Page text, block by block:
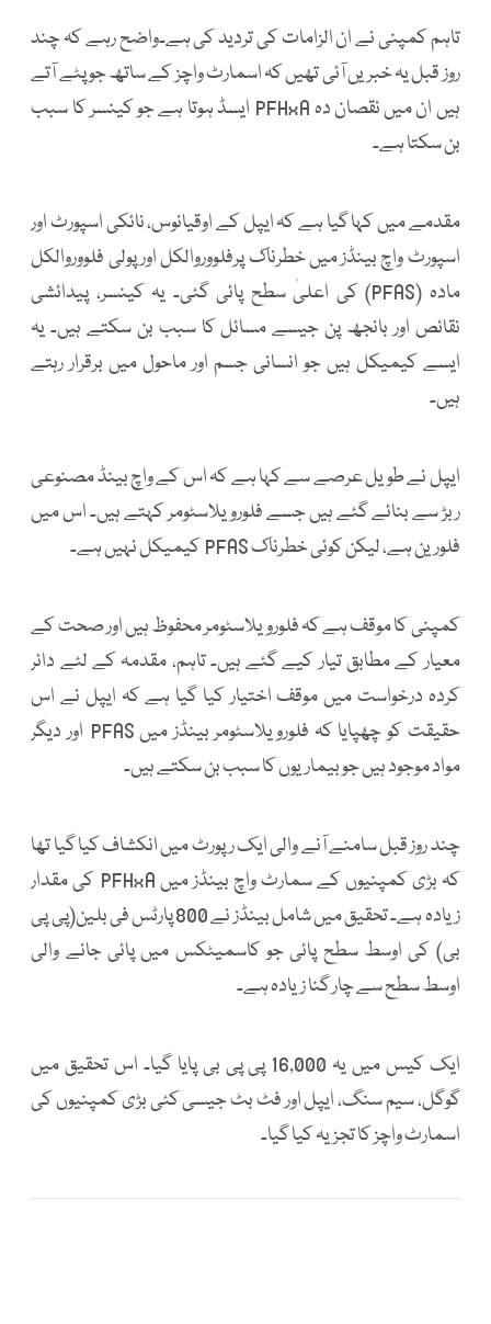
تاہم کمپنی نے ان الزامات کی تردید کی ہے۔واضح رہے کہ چند
روز قبل یہ خبریں آئی تھیں کہ اسمارٹ واچز کے ساتھ جو پٹے آتے
ہیں ان میں نقصان دہ PFHxA ایسڈ ہوتا ہے جو کینسر کا سبب
بن سکتا ہے۔
مقدمے میں کہا گیا ہے کہ ایپل کے اوقیانوس، نائکی اسپورٹ اور
اسپورٹ واچ بینڈز میں خطرناک پرفلووروالکل اور پولی فلووروالکل
مادہ (PFAS) کی اعلیٰ سطح پائی گئی۔ یہ کینسر، پیدائشی
نقائص اور بانجھ پن جیسے مسائل کا سبب بن سکتے ہیں۔ یہ
ایسے کیمیکل ہیں جو انسانی جسم اور ماحول میں برقرار رہتے
ہیں۔
ایپل نے طویل عرصے سے کہا ہے کہ اس کے واچ بینڈ مصنوعی
ربڑ سے بنائے گئے ہیں جسے فلورویلاسٹومر کہتے ہیں۔ اس میں
فلورین ہے، لیکن کوئی خطرناک PFAS کیمیکل نہیں ہے۔
کمپنی کا موقف ہے کہ فلورویلاسٹومر محفوظ ہیں اور صحت کے
معیار کے مطابق تیار کیے گئے ہیں۔ تاہم، مقدمہ کے لئے دائر
کردہ درخواست میں موقف اختیار کیا گیا ہے کہ ایپل نے اس
حقیقت کو چھپایا کہ فلورویلاسٹومر بینڈز میں PFAS اور دیگر
مواد موجود ہیں جو بیماریوں کا سبب بن سکتے ہیں۔
چند روز قبل سامنے آنے والی ایک رپورٹ میں انکشاف کیا گیا تھا
کہ بڑی کمپنیوں کے سمارٹ واچ بینڈز میں PFHxA کی مقدار
زیادہ ہے۔ تحقیق میں شامل بینڈز نے 800 پارٹس فی بلین(پی پی
بی) کی اوسط سطح پائی جو کاسمیٹکس میں پائی جانے والی
اوسط سطح سے چار گنا زیادہ ہے۔
ایک کیس میں یہ 16,000 پی پی بی پایا گیا۔ اس تحقیق میں
گوگل، سیم سنگ، ایپل اور فٹ بٹ جیسی کئی بڑی کمپنیوں کی
اسمارٹ واچز کا تجزیہ کیا گیا۔